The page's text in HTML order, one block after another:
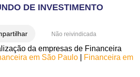
DE INVESTIMENTO
Não reivindicada
da empresas de Financeira
em São Paulo|
Financeira em